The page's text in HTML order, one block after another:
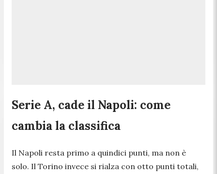
Serie A, cade il Napoli: come
cambia la classifica
Il Napoli resta primo a quindici punti, ma non è
solo. Il Torino invece si rialza con otto punti totali,